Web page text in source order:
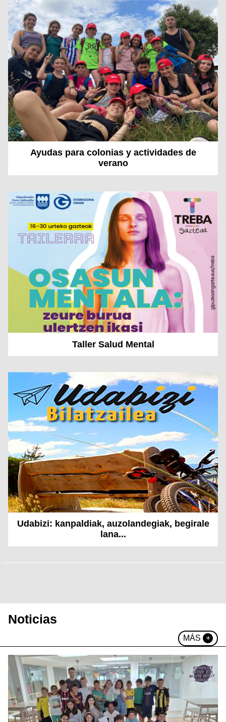
Ayudas para colonias y actividades de
verano
Taller Salud Mental
Udabizi: kanpaldiak, auzolandegiak, begirale
lana...
Noticias
MÁS +